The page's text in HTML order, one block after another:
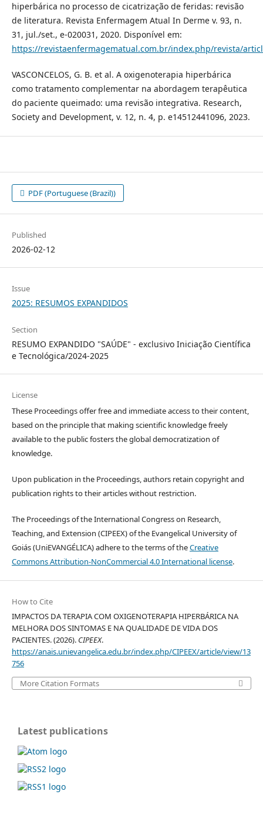
hiperbárica no processo de cicatrização de feridas: revisão
de literatura. Revista Enfermagem Atual In Derme v. 93, n.
31, jul./set., e-020031, 2020. Disponível em:
https://revistaenfermagematual.com.br/index.php/revista/
VASCONCELOS, G. B. et al. A oxigenoterapia hiperbárica
como tratamento complementar na abordagem terapêutica
do paciente queimado: uma revisão integrativa. Research,
Society and Development, v. 12, n. 4, p. e14512441096, 2023.
PDF (Portuguese (Brazil))
Published
2026-02-12
Issue
2025: RESUMOS EXPANDIDOS
Section
RESUMO EXPANDIDO "SAÚDE" - exclusivo Iniciação Científica
e Tecnológica/2024-2025
License
These Proceedings offer free and immediate access to their content,
based on the principle that making scientific knowledge freely
available to the public fosters the global democratization of
knowledge.
Upon publication in the Proceedings, authors retain copyright and
publication rights to their articles without restriction.
The Proceedings of the International Congress on Research,
Teaching, and Extension (CIPEEX) of the Evangelical University of
Goiás (UniEVANGÉLICA) adhere to the terms of theCreative
Commons Attribution-NonCommercial 4.0 International license.
How to Cite
IMPACTOS DA TERAPIA COM OXIGENOTERAPIA HIPERBÁRICA NA
MELHORA DOS SINTOMAS E NA QUALIDADE DE VIDA DOS
PACIENTES. (2026). CIPEEX.
https://anais.unievangelica.edu.br/index.php/CIPEEX/article/view/13
756
More Citation Formats
Latest publications